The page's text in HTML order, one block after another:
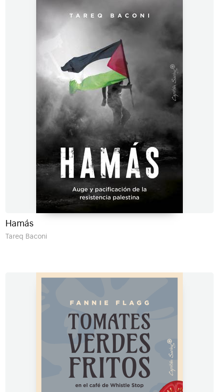
Hamás
Tareq Baconi